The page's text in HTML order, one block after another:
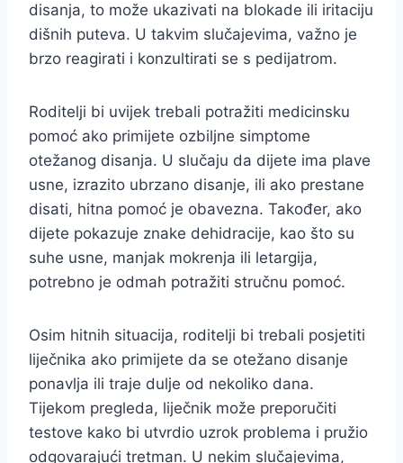
disanja, to može ukazivati na blokade ili iritaciju
dišnih puteva. U takvim slučajevima, važno je
brzo reagirati i konzultirati se s pedijatrom.
Roditelji bi uvijek trebali potražiti medicinsku
pomoć ako primijete ozbiljne simptome
otežanog disanja. U slučaju da dijete ima plave
usne, izrazito ubrzano disanje, ili ako prestane
disati, hitna pomoć je obavezna. Također, ako
dijete pokazuje znake dehidracije, kao što su
suhe usne, manjak mokrenja ili letargija,
potrebno je odmah potražiti stručnu pomoć.
Osim hitnih situacija, roditelji bi trebali posjetiti
liječnika ako primijete da se otežano disanje
ponavlja ili traje dulje od nekoliko dana.
Tijekom pregleda, liječnik može preporučiti
testove kako bi utvrdio uzrok problema i pružio
odgovarajući tretman. U nekim slučajevima,